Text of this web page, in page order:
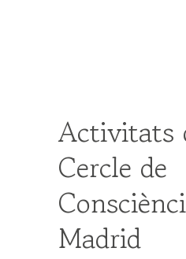
Activitats
Cercle de
Madrid